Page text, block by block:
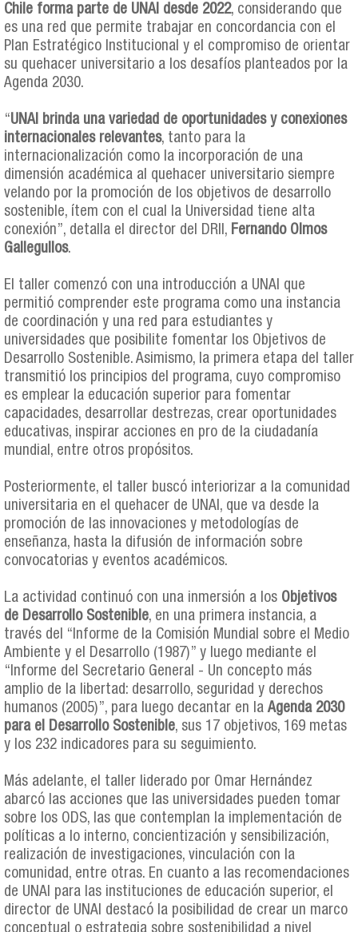
Chile forma parte de UNAI desde 2022, considerando que
es una red que permite trabajar en concordancia con el
Plan Estratégico Institucional y el compromiso de orientar
su quehacer universitario a los desafíos planteados por la
Agenda 2030.
“UNAI brinda una variedad de oportunidades y conexiones
internacionales relevantes, tanto para la
internacionalización como la incorporación de una
dimensión académica al quehacer universitario siempre
velando por la promoción de los objetivos de desarrollo
sostenible, ítem con el cual la Universidad tiene alta
conexión”, detalla el director del DRII, Fernando Olmos
Gallegullos.
El taller comenzó con una introducción a UNAI que
permitió comprender este programa como una instancia
de coordinación y una red para estudiantes y
universidades que posibilite fomentar los Objetivos de
Desarrollo Sostenible. Asimismo, la primera etapa del taller
transmitió los principios del programa, cuyo compromiso
es emplear la educación superior para fomentar
capacidades, desarrollar destrezas, crear oportunidades
educativas, inspirar acciones en pro de la ciudadanía
mundial, entre otros propósitos.
Posteriormente, el taller buscó interiorizar a la comunidad
universitaria en el quehacer de UNAI, que va desde la
promoción de las innovaciones y metodologías de
enseñanza, hasta la difusión de información sobre
convocatorias y eventos académicos.
La actividad continuó con una inmersión a los Objetivos
de Desarrollo Sostenible, en una primera instancia, a
través del “Informe de la Comisión Mundial sobre el Medio
Ambiente y el Desarrollo (1987)” y luego mediante el
“Informe del Secretario General - Un concepto más
amplio de la libertad: desarrollo, seguridad y derechos
humanos (2005)”, para luego decantar en la Agenda 2030
para el Desarrollo Sostenible, sus 17 objetivos, 169 metas
y los 232 indicadores para su seguimiento.
Más adelante, el taller liderado por Omar Hernández
abarcó las acciones que las universidades pueden tomar
sobre los ODS, las que contemplan la implementación de
políticas a lo interno, concientización y sensibilización,
realización de investigaciones, vinculación con la
comunidad, entre otras. En cuanto a las recomendaciones
de UNAI para las instituciones de educación superior, el
director de UNAI destacó la posibilidad de crear un marco
conceptual o estrategia sobre sostenibilidad a nivel